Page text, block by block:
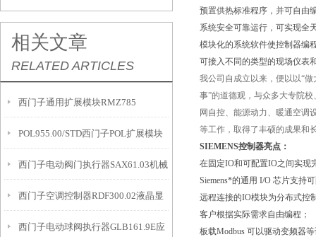
相关文章
RELATED ARTICLES
西门子通用扩展模块RMZ785
POL955.00/STD西门子POL扩展模块
西门子电动阀门执行器SAX61.03机械
式
西门子空调控制器RDF300.02液晶显
示
西门子电动球阀执行器GLB161.9E应
预置供热标准程序，并可自由
系统安全可靠运行，可实现全
模块化的系统软件使控制器编
可接入不同的类型的现场仪表
我公司自成立以来，便以以“
事”的道德观，与众多大专院
网自控、能源动力、暖通空调
等工作，取得了丰硕的成果和
SIEMENS控制器亮点：
在固定IO和可配置IO之间实现
Siemens*的通用 I/O 芯片支持
远程连接的IO模块为分布式控
客户根据实际需求自由编程；
板载Modbus 可以驱动变频器